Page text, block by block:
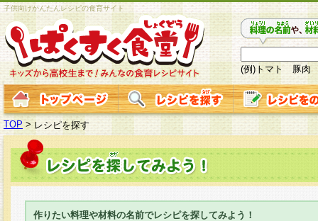
子供向けかんたんレシピの食育サイト
(例)トマト 豚肉
TOP > レシピを探す
作りたい料理や材料の名前でレシピを探してみよう！